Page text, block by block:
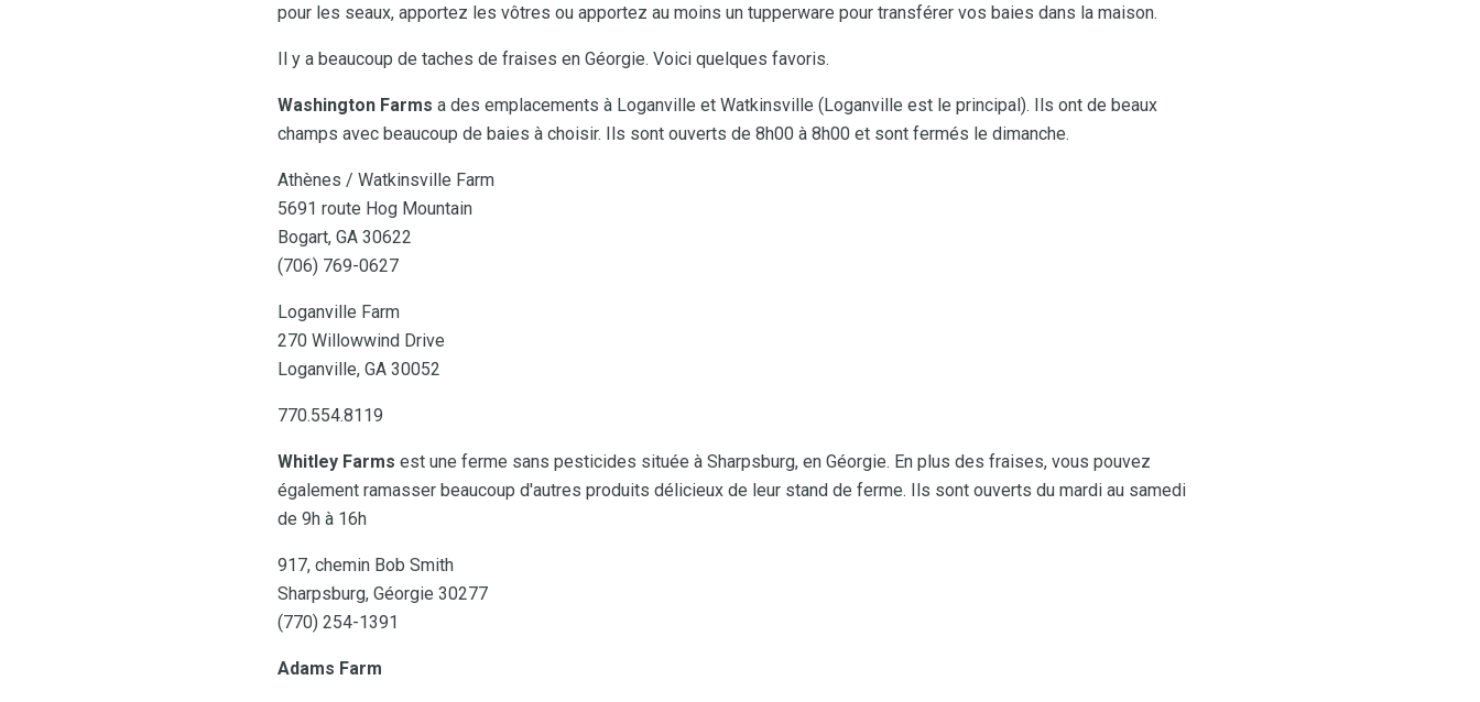
pour les seaux, apportez les vôtres ou apportez au moins un tupperware pour transférer vos baies dans la maison.
Il y a beaucoup de taches de fraises en Géorgie. Voici quelques favoris.
Washington Farms a des emplacements à Loganville et Watkinsville (Loganville est le principal). Ils ont de beaux
champs avec beaucoup de baies à choisir. Ils sont ouverts de 8h00 à 8h00 et sont fermés le dimanche.
Athènes / Watkinsville Farm
5691 route Hog Mountain
Bogart, GA 30622
(706) 769-0627
Loganville Farm
270 Willowwind Drive
Loganville, GA 30052
770.554.8119
Whitley Farms est une ferme sans pesticides située à Sharpsburg, en Géorgie. En plus des fraises, vous pouvez
également ramasser beaucoup d'autres produits délicieux de leur stand de ferme. Ils sont ouverts du mardi au samedi
de 9h à 16h
917, chemin Bob Smith
Sharpsburg, Géorgie 30277
(770) 254-1391
Adams Farm